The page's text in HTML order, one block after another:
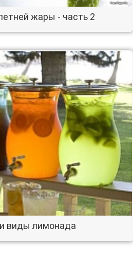
жары - часть 2
виды лимонада